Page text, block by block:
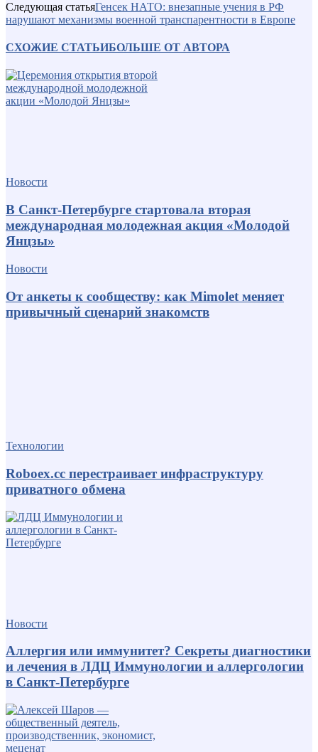
Следующая статьяГенсек НАТО: внезапные учения в РФ
нарушают механизмы военной транспарентности в Европе
СХОЖИЕ СТАТЬИБОЛЬШЕ ОТ АВТОРА
Новости
В Санкт-Петербурге стартовала вторая
международная молодежная акция «Молодой
Янцзы»
Новости
От анкеты к сообществу: как Mimolet меняет
привычный сценарий знакомств
Технологии
Roboex.cc перестраивает инфраструктуру
приватного обмена
Новости
Аллергия или иммунитет? Секреты диагностики
и лечения в ЛДЦ Иммунологии и аллергологии
в Санкт-Петербурге